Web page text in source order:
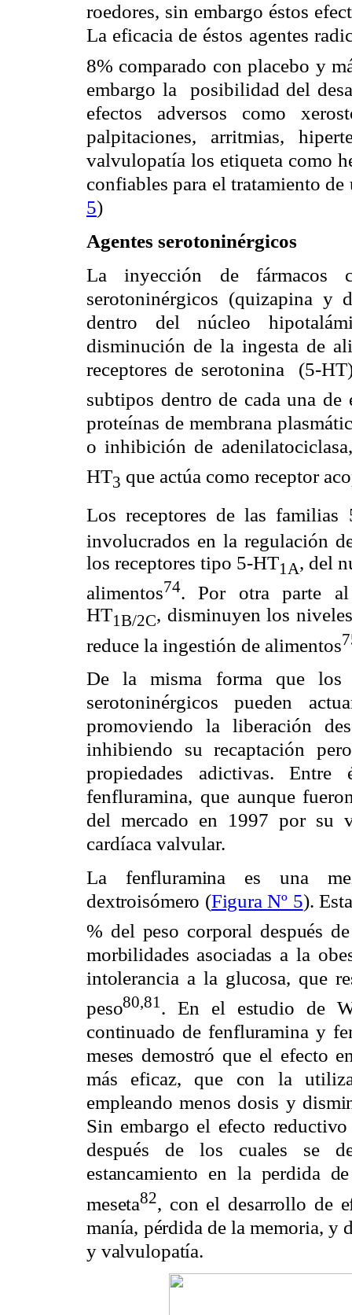
roedores, sin embargo éstos
La eficacia de éstos agentes
8% comparado con placebo y
embargo la
posibilidad del
efectos adversos como
palpitaciones, arritmias,
valvulopatía los etiqueta como
confiables para el tratamiento
5)
Agentes serotoninérgicos
La inyección de fármacos
serotoninérgicos (quizapina y
dentro del núcleo
disminución de la ingesta de
receptores de serotonina
(5-
subtipos dentro de cada una de
proteínas de membrana
o inhibición de
HT3 que actúa como receptor
Los receptores de las familias
involucrados en la regulación
los receptores tipo 5-HT1 A, del
alimentos74. Por otra parte al
HT1B/2C, disminuyen los
reduce la ingestión de alimentos
De la misma forma que los
serotoninérgicos pueden
promoviendo la liberación
inhibiendo su recaptación
propiedades adictivas. Entre
fenfluramina, que aunque
del mercado en 1997 por su
cardíaca valvular.
La fenfluramina es una
dextroisómero (Figura Nº 5).
% del peso corporal después
morbilidades asociadas a la
intolerancia a la glucosa, que
peso80,81 . En el estudio de
continuado de fenfluramina y
meses demostró que el efecto
más eficaz, que con la
empleando menos dosis y
Sin embargo el efecto
después de los cuales se
estancamiento en la perdida
meseta82, con el desarrollo de
manía, pérdida de la memoria, y
y valvulopatía.